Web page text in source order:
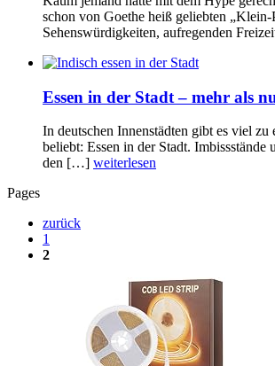
schon von Goethe heiß geliebten
Sehenswürdigkeiten, aufregenden
Essen in der Stadt – mehr als
In deutschen Innenstädten gibt es viel
beliebt: Essen in der Stadt.
den […] weiterlesen
Pages
zurück
1
2